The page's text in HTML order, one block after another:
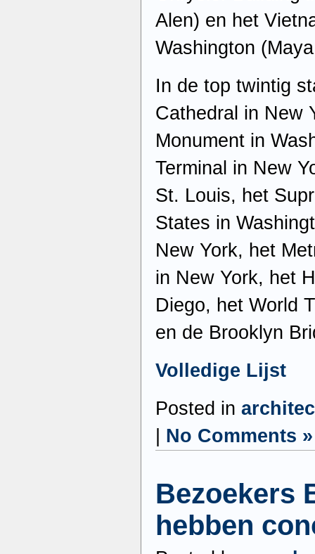
Alen) en het
Washington
In de top twintig
Cathedral in New
Monument in
Terminal in New
St. Louis, het
States in
New York, het
in New York, het
Diego, het World
en de Brooklyn
Volledige Lijst
Posted in
No Comments »
Bezoekers
hebben